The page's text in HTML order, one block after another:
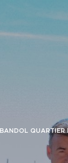
BANDOL QUARTIER